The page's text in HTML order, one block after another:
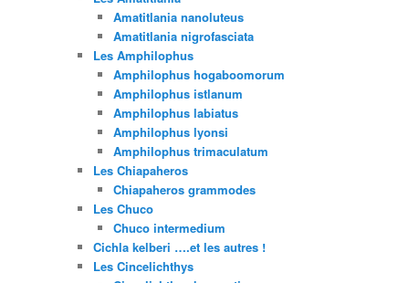
Amatitlania nanoluteus
Amatitlania nigrofasciata
Les Amphilophus
Amphilophus hogaboomorum
Amphilophus istlanum
Amphilophus labiatus
Amphilophus lyonsi
Amphilophus trimaculatum
Les Chiapaheros
Chiapaheros grammodes
Les Chuco
Chuco intermedium
Cichla kelberi ….et les autres !
Les Cincelichthys